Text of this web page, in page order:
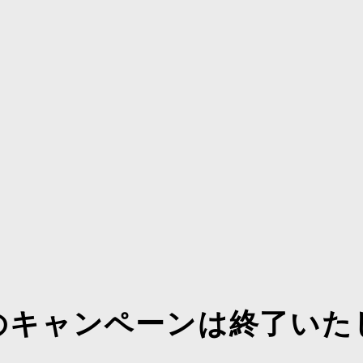
キャンペーンは終了いた